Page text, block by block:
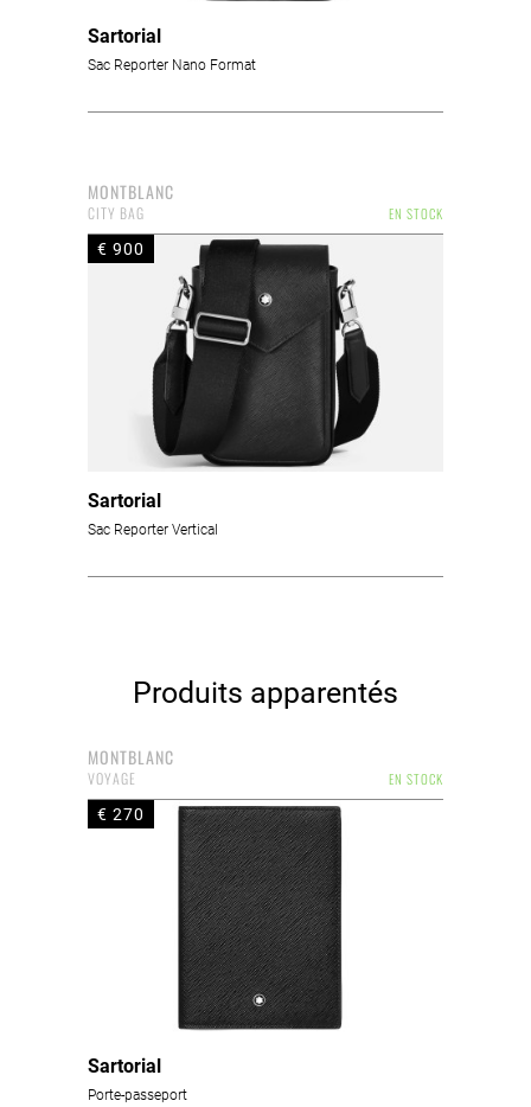
Sartorial
Sac Reporter Nano Format
MONTBLANC
EN STOCK
CITY BAG
€ 900
Sartorial
Sac Reporter Vertical
Produits apparentés
MONTBLANC
EN STOCK
VOYAGE
€ 270
Sartorial
Porte-passeport